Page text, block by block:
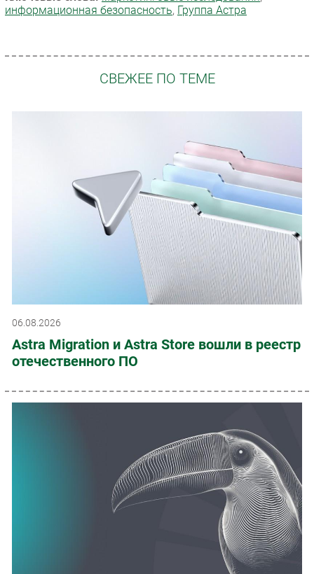
информационная безопасность, Группа Астра
СВЕЖЕЕ ПО ТЕМЕ
06.08.2026
Astra Migration и Astra Store вошли в реестр
отечественного ПО